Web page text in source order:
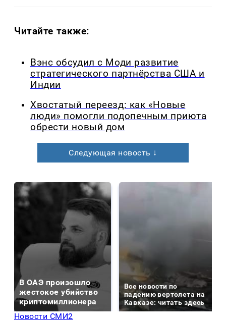
Читайте также:
Вэнс обсудил с Моди развитие
стратегического партнёрства США и
Индии
Хвостатый переезд: как «Новые
люди» помогли подопечным приюта
обрести новый дом
Следующая новость ↓
В ОАЭ произошло
жестокое убийство
криптомиллионера
Все новости по
падению вертолета на
Кавказе: читать здесь
Новости СМИ2